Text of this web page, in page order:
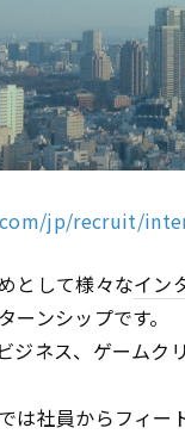
jp/recruit/
として様々なイン
ーンシップです。
ジネス、ゲームク
は社員からフィー